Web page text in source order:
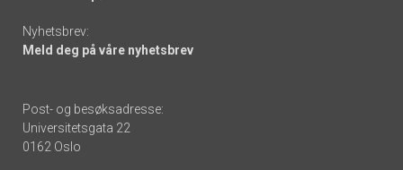
Nyhetsbrev:
Meld deg på våre nyhetsbrev
Post- og besøksadresse:
Universitetsgata 22
0162 Oslo